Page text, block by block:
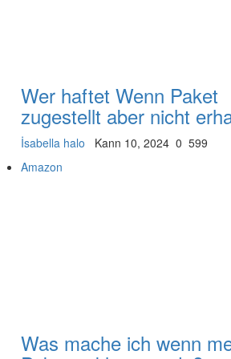
Wer haftet Wenn Paket
zugestellt aber nicht
İsabella halo Kann 10, 2024 0 599
Amazon
Was mache ich wenn